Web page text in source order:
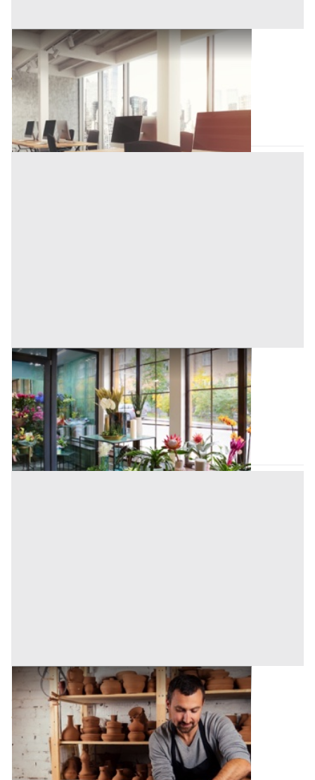
Ufficio all'asta a Padova
Vigonza
Offerta minima
49.500 € 66.000 €
Codice asta: BN569070
Asta chiusa
Negozi, Botteghe all'asta a Padova
Vigonza (Padova)
Offerta minima
116.015,63 € 154.687,50 €
Codice asta: BN5262411
Asta chiusa
Laboratorio Artigiano all'asta a Padova
Vigonza (Padova)
Offerta minima
34.950 € 46.600 €
Codice asta:
BN596844
Asta chiusa